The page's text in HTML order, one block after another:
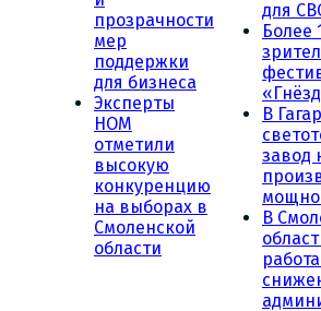
прозрачности
мер
поддержки
для бизнеса
Эксперты
НОМ
отметили
высокую
конкуренцию
на выборах в
Смоленской
области
для
Более
В
завод
В